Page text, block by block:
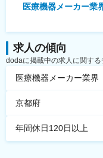
医療機器メーカー業
求人の傾向
dodaに掲載中の求人に関する
医療機器メーカー業界
京都府
年間休日120日以上